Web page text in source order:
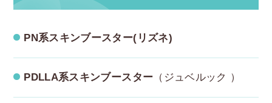
PN系スキンブースター(リズネ)
PDLLA系スキンブースター （ジュベルック ）